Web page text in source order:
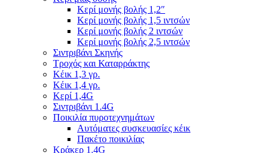
Κερί μονής βολής 1,2″
Κερί μονής βολής 1,5 ιντσών
Κερί μονής βολής 2 ιντσών
Κερί μονής βολής 2,5 ιντσών
Σιντριβάνι Σκηνής
Τροχός και Καταρράκτης
Κέικ 1,3 γρ.
Κέικ 1,4 γρ.
Κερί 1,4G
Σιντριβάνι 1.4G
Ποικιλία πυροτεχνημάτων
Αυτόματες συσκευασίες κέικ
Πακέτο ποικιλίας
Κράκερ 1.4G